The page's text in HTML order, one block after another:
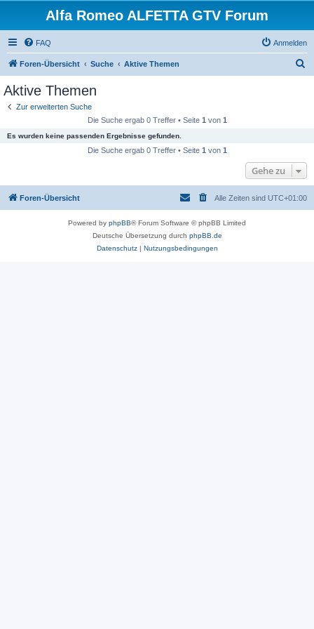
Alfa Romeo ALFETTA GTV Forum
FAQ Anmelden
Foren-Übersicht Suche Aktive Themen
Aktive Themen
Zur erweiterten Suche
Die Suche ergab 0 Treffer • Seite 1 von 1
Es wurden keine passenden Ergebnisse gefunden.
Die Suche ergab 0 Treffer • Seite 1 von 1
Gehe zu
Foren-Übersicht Alle Zeiten sind UTC+01:00
Powered by phpBB® Forum Software © phpBB Limited
Deutsche Übersetzung durch phpBB.de
Datenschutz| Nutzungsbedingungen